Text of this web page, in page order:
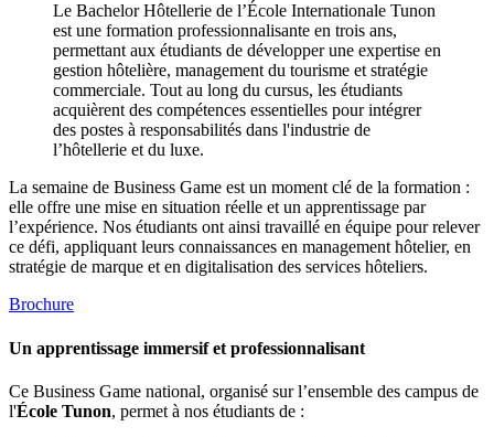
Le Bachelor Hôtellerie de l’École Internationale Tunon
est une formation professionnalisante en trois ans,
permettant aux étudiants de développer une expertise en
gestion hôtelière, management du tourisme et stratégie
commerciale. Tout au long du cursus, les étudiants
acquièrent des compétences essentielles pour intégrer
des postes à responsabilités dans l'industrie de
l’hôtellerie et du luxe.
La semaine de Business Game est un moment clé de la formation :
elle offre une mise en situation réelle et un apprentissage par
l’expérience. Nos étudiants ont ainsi travaillé en équipe pour relever
ce défi, appliquant leurs connaissances en management hôtelier, en
stratégie de marque et en digitalisation des services hôteliers.
Brochure
Un apprentissage immersif et professionnalisant
Ce Business Game national, organisé sur l’ensemble des campus de
l'École Tunon, permet à nos étudiants de :